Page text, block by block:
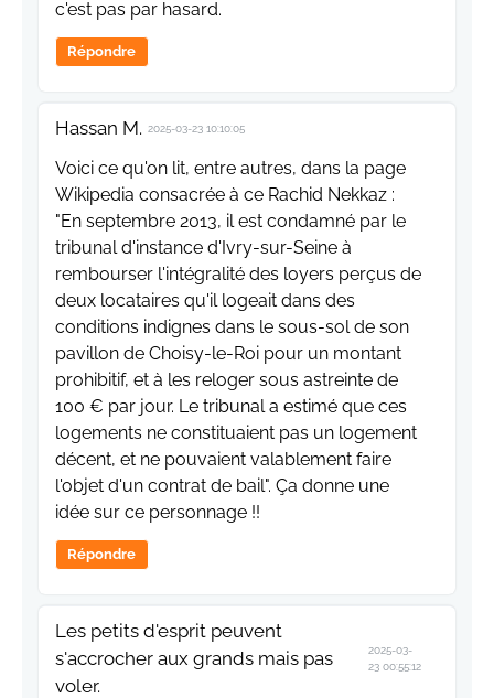
c'est pas par hasard.
Répondre
Hassan M. 2025-03-23 10:10:05
Voici ce qu'on lit, entre autres, dans la page
Wikipedia consacrée à ce Rachid Nekkaz :
"En septembre 2013, il est condamné par le
tribunal d'instance d'Ivry-sur-Seine à
rembourser l'intégralité des loyers perçus de
deux locataires qu'il logeait dans des
conditions indignes dans le sous-sol de son
pavillon de Choisy-le-Roi pour un montant
prohibitif, et à les reloger sous astreinte de
100 € par jour. Le tribunal a estimé que ces
logements ne constituaient pas un logement
décent, et ne pouvaient valablement faire
l'objet d'un contrat de bail". Ça donne une
idée sur ce personnage !!
Répondre
Les petits d'esprit peuvent
s'accrocher aux grands mais pas
voler.
2025-03-
23 00:55:12